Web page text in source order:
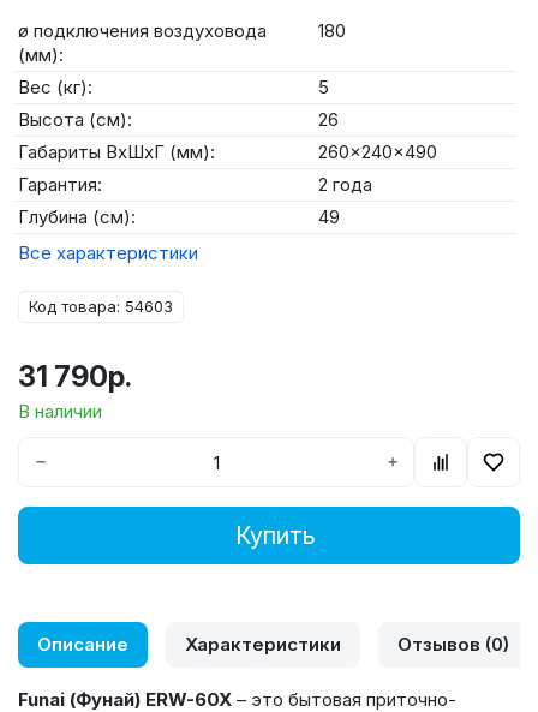
ø подключения воздуховода
(мм):
180
Вес (кг):
5
Высота (см):
26
Габариты ВхШхГ (мм):
260x240x490
Гарантия:
2 года
Глубина (см):
49
Все характеристики
Код товара: 54603
31 790р.
В наличии
− +
Купить
Описание Характеристики Отзывов (0)
Funai (Фунай) ERW-60X – это бытовая приточно-